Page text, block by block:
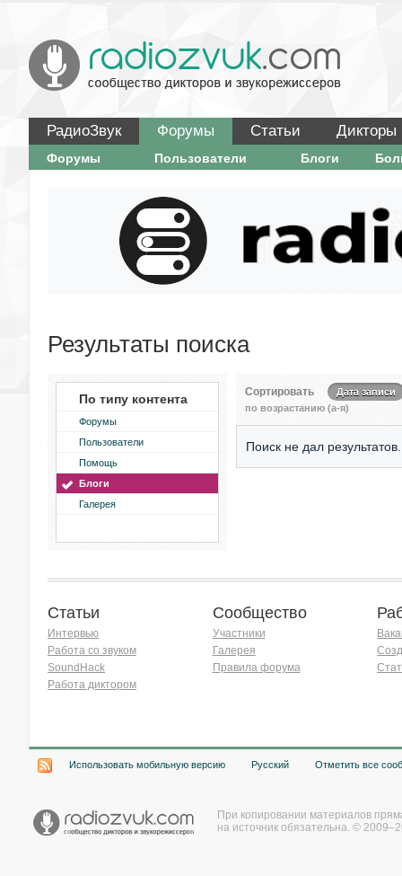
РадиоЗвук Форумы Статьи Дикторы
Форумы Пользователи Блоги
Результаты поиска
По типу контента
Форумы
Пользователи
Помощь
Блоги
Галерея
Сортировать
Дата записи
по возрастанию (а-я)
Поиск не дал результатов.
Статьи
Интервью
Работа со звуком
SoundHack
Работа диктором
Сообщество
Участники
Галерея
Правила форума
Использовать мобильную версию Русский Отметить все
При копировании материалов
на источник обязательна. ©